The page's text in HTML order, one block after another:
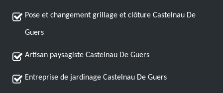
Pose et changement grillage et clôture Castelnau De
Guers
Artisan paysagiste Castelnau De Guers
Entreprise de jardinage Castelnau De Guers